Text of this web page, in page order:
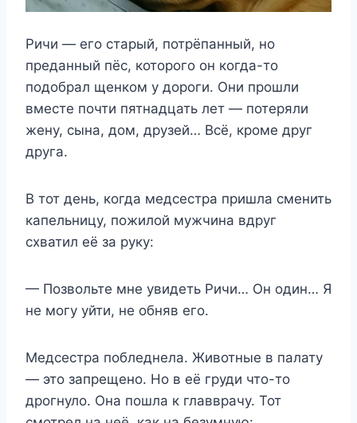
Ричи — его старый, потрёпанный, но
преданный пёс, которого он когда-то
подобрал щенком у дороги. Они прошли
вместе почти пятнадцать лет — потеряли
жену, сына, дом, друзей… Всё, кроме друг
друга.
В тот день, когда медсестра пришла сменить
капельницу, пожилой мужчина вдруг
схватил её за руку:
— Позвольте мне увидеть Ричи… Он один… Я
не могу уйти, не обняв его.
Медсестра побледнела. Животные в палату
— это запрещено. Но в её груди что-то
дрогнуло. Она пошла к главврачу. Тот